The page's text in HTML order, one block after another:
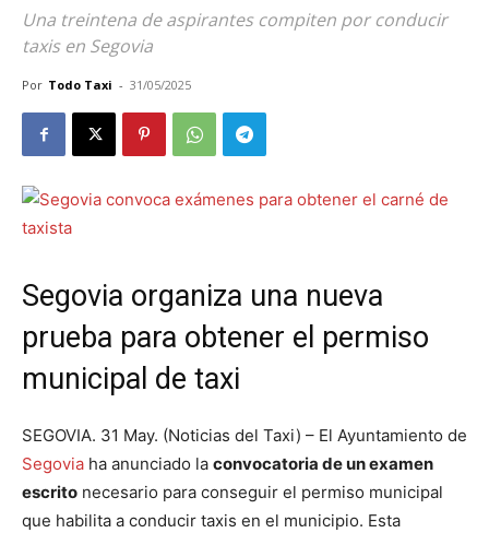
Una treintena de aspirantes compiten por conducir
taxis en Segovia
Por Todo Taxi - 31/05/2025
Segovia organiza una nueva
prueba para obtener el permiso
municipal de taxi
SEGOVIA. 31 May. (Noticias del Taxi) – El Ayuntamiento de
Segovia ha anunciado la convocatoria de un examen
escrito necesario para conseguir el permiso municipal
que habilita a conducir taxis en el municipio. Esta